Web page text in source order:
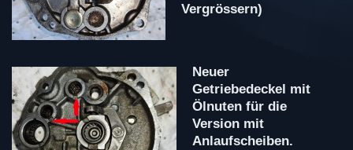
Vergrössern)
Neuer
Getriebedeckel mit
Ölnuten für die
Version mit
Anlaufscheiben.